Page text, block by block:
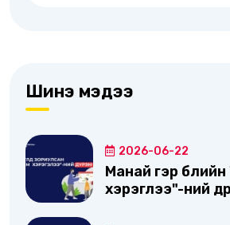
Шинэ мэдээ
2026-06-22
Манай гэр
хэрэглээ"-ний